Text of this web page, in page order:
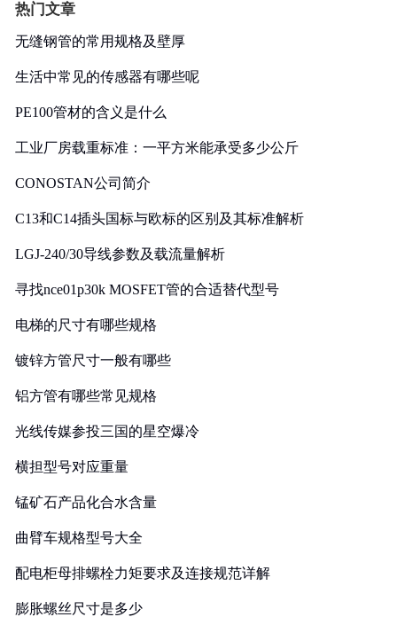
热门文章
无缝钢管的常用规格及壁厚
生活中常见的传感器有哪些呢
PE100管材的含义是什么
工业厂房载重标准：一平方米能承受多少公斤
CONOSTAN公司简介
C13和C14插头国标与欧标的区别及其标准解析
LGJ-240/30导线参数及载流量解析
寻找nce01p30k MOSFET管的合适替代型号
电梯的尺寸有哪些规格
镀锌方管尺寸一般有哪些
铝方管有哪些常见规格
光线传媒参投三国的星空爆冷
横担型号对应重量
锰矿石产品化合水含量
曲臂车规格型号大全
配电柜母排螺栓力矩要求及连接规范详解
膨胀螺丝尺寸是多少